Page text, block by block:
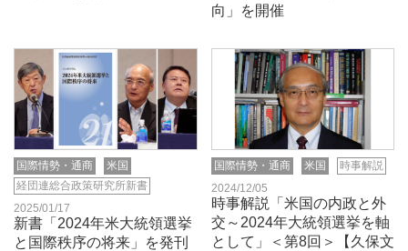
向」を開催
国際情勢・通商
米国
経団連総合政策研究所新書
2025/01/17
新書「2024年米大統領選挙
と国際秩序の将来」を発刊
国際情勢・通商 米国
時事解説
2024/12/05
時事解説「米国の内政と外
交～2024年大統領選挙を軸
として」＜第8回＞【久保文